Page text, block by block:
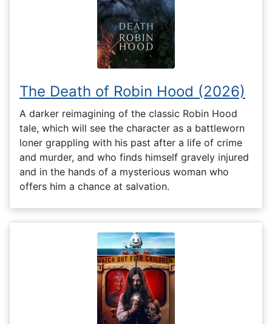
The Death of Robin Hood (2026)
A darker reimagining of the classic Robin Hood
tale, which will see the character as a battleworn
loner grappling with his past after a life of crime
and murder, and who finds himself gravely injured
and in the hands of a mysterious woman who
offers him a chance at salvation.